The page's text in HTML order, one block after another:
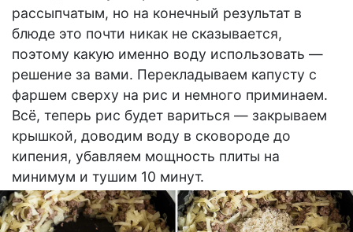
рассыпчатым, но на конечный результат в
блюде это почти никак не сказывается,
поэтому какую именно воду использовать —
решение за вами. Перекладываем капусту с
фаршем сверху на рис и немного приминаем.
Всё, теперь рис будет вариться — закрываем
крышкой, доводим воду в сковороде до
кипения, убавляем мощность плиты на
минимум и тушим 10 минут.